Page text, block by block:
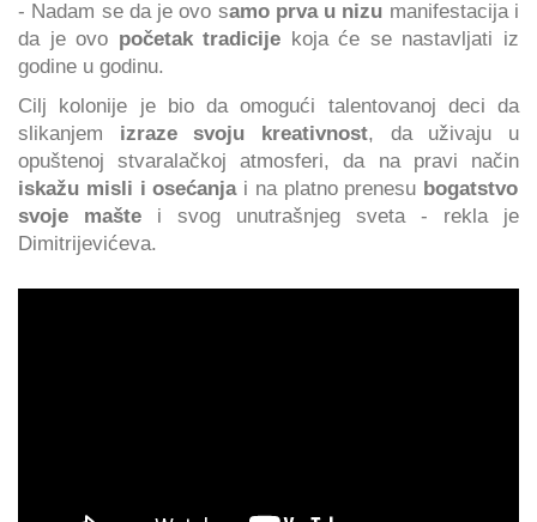
- Nadam se da je ovo samo prva u nizu manifestacija i
da je ovo početak tradicije koja će se nastavljati iz
godine u godinu.
Cilj kolonije je bio da omogući talentovanoj deci da
slikanjem izraze svoju kreativnost, da uživaju u
opuštenoj stvaralačkoj atmosferi, da na pravi način
iskažu misli i osećanja i na platno prenesu bogatstvo
svoje mašte i svog unutrašnjeg sveta - rekla je
Dimitrijevićeva.